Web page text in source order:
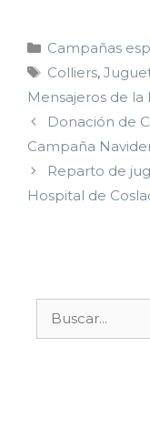
Campañas
Colliers,
Mensajeros de la
Donación de
Campaña
Reparto de
Hospital de